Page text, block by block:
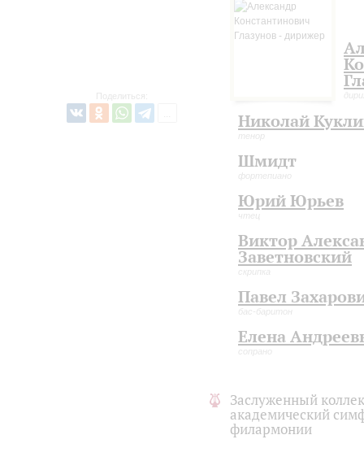
Поделиться:
Николай
тенор
Шмидт
фортепиано
Юрий Юрьев
чтец
Виктор
Заветновский
скрипка
Павел
бас-баритон
Елена
сопрано
Заслуженный
академический
филармонии